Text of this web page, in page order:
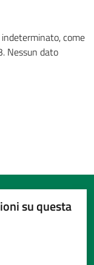
come
Nessun dato
su questa